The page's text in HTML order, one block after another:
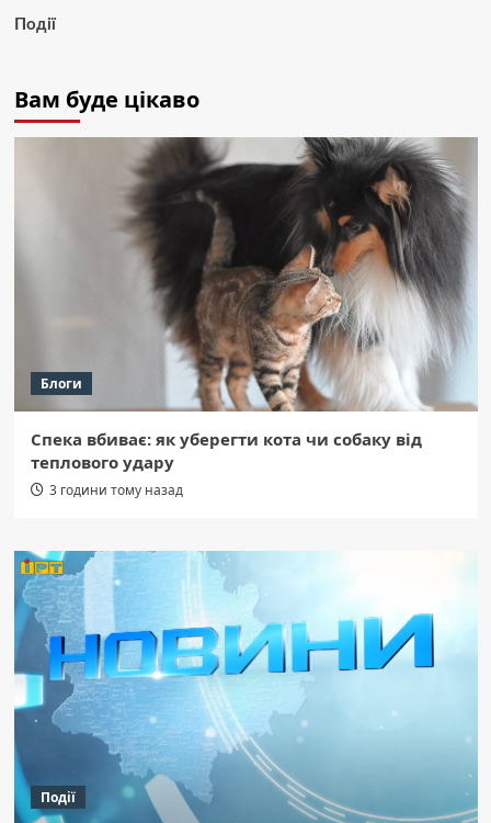
Події
Вам буде цікаво
Блоги
Спека вбиває: як уберегти кота чи собаку від
теплового удару
3 години тому назад
Події